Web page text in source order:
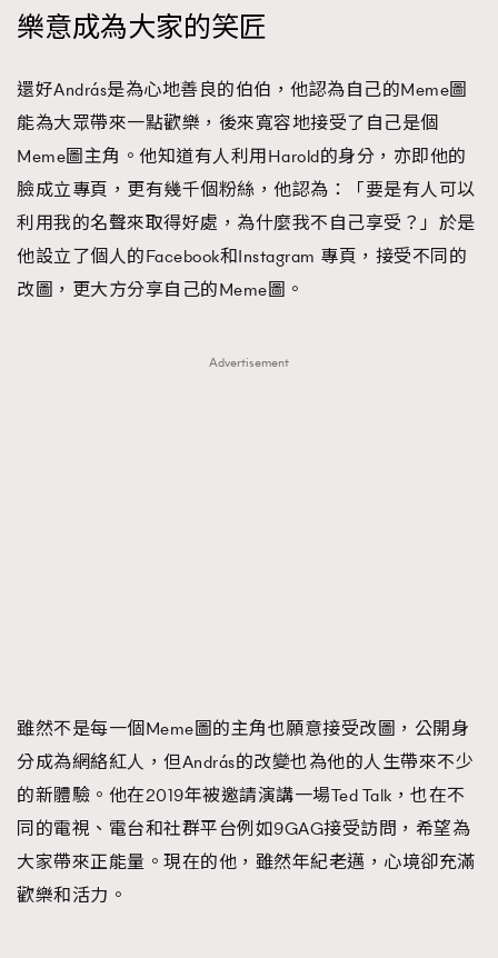
樂意成為大家的笑匠
還好András是為心地善良的伯伯，他認為自己的Meme圖
能為大眾帶來一點歡樂，後來寬容地接受了自己是個
Meme圖主角。他知道有人利用Harold的身分，亦即他的
臉成立專頁，更有幾千個粉絲，他認為：「要是有人可以
利用我的名聲來取得好處，為什麼我不自己享受？」於是
他設立了個人的Facebook和Instagram 專頁，接受不同的
改圖，更大方分享自己的Meme圖。
Advertisement
雖然不是每一個Meme圖的主角也願意接受改圖，公開身
分成為網絡紅人，但András的改變也為他的人生帶來不少
的新體驗。他在2019年被邀請演講一場Ted Talk，也在不
同的電視、電台和社群平台例如9GAG接受訪問，希望為
大家帶來正能量。現在的他，雖然年紀老邁，心境卻充滿
歡樂和活力。